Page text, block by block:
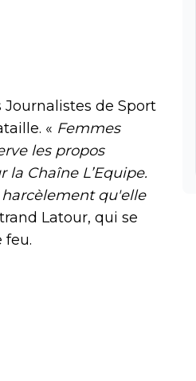
de Sport
« Femmes
les propos
Chaîne L’Equipe.
qu'elle
Latour, qui se
feu.